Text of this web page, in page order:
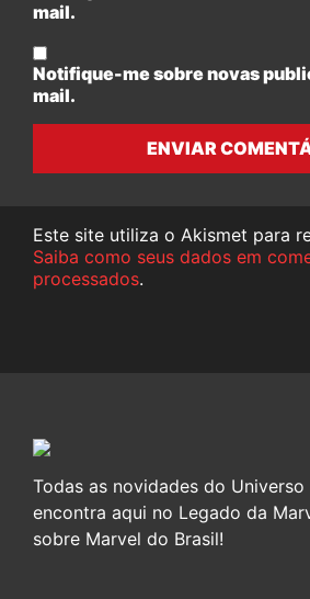
mail.
Notifique-me sobre novas
mail.
ENVIAR
Este site utiliza o Akismet para
Saiba como seus dados em
processados.
Todas as novidades do
encontra aqui no Legado da
sobre Marvel do Brasil!